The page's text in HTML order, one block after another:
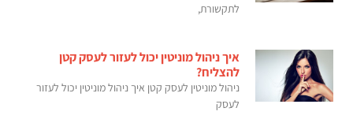
לתקשורת,
איך ניהול מוניטין יכול לעזור לעסק קטן
להצליח?
ניהול מוניטין לעסק קטן איך ניהול מוניטין יכול לעזור
לעסק